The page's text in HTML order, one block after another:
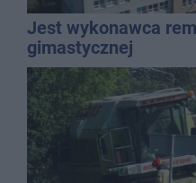
Jest wykonawca
gimastycznej